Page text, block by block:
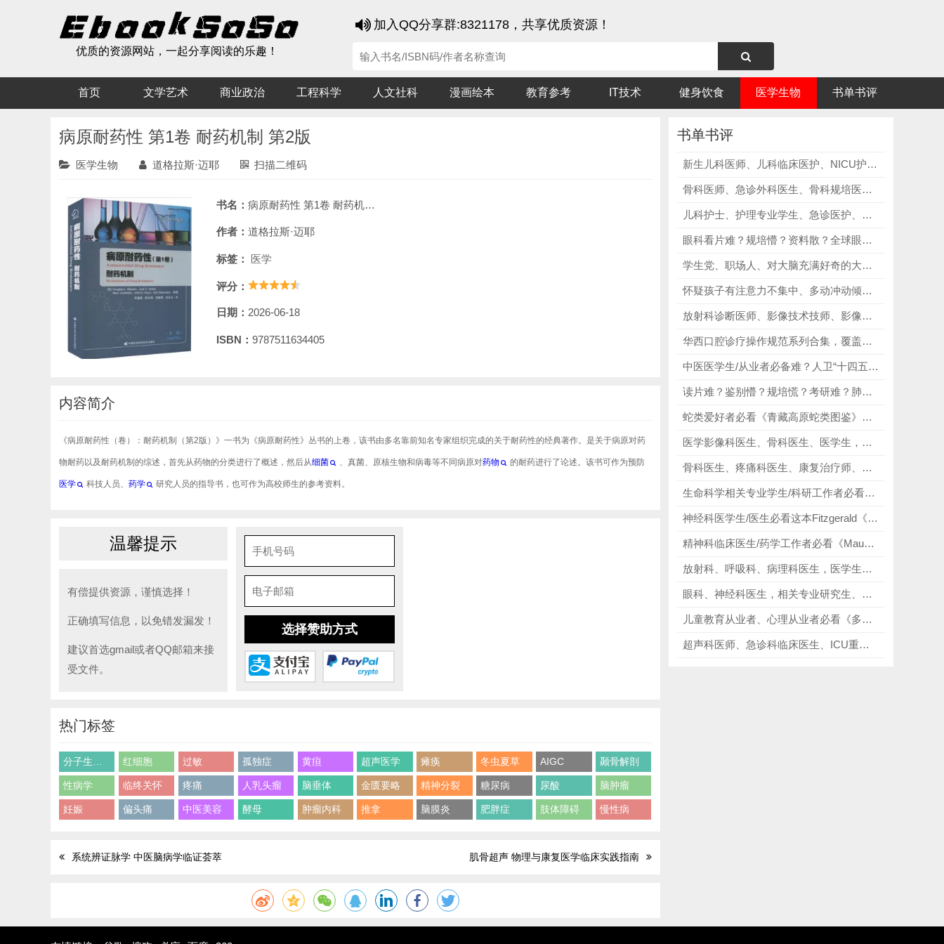
优质的资源网站，一起分享阅读的乐趣！
加入QQ分享群:8321178，共享优质资源！
首页 文学艺术 商业政治 工程科学 人文社科 漫画绘本 教育参考 IT技术 健身饮食 医学生物 书单书评
病原耐药性 第1卷 耐药机制 第2版
医学生物 道格拉斯·迈耶 扫描二维码
书名： 病原耐药性 第1卷 耐药机制 第2版
作者： 道格拉斯·迈耶
标签： 医学
评分：
日期： 2026-06-18
ISBN： 9787511634405
内容简介
《病原耐药性（卷）：耐药机制（第2版）》一书为《病原耐药性》丛书的上卷，该书由多名靠前知名专家组织完成的关于耐药性的经典著作。是关于病原对药
物耐药以及耐药机制的综述，首先从药物的分类进行了概述，然后从细菌 、真菌、原核生物和病毒等不同病原对药物 的耐药进行了论述。该书可作为预防
医学 科技人员、 药学 研究人员的指导书，也可作为高校师生的参考资料。
温馨提示
有偿提供资源，谨慎选择！
正确填写信息，以免错发漏发！
建议首选gmail或者QQ邮箱来接
受文件。
选择赞助方式
热门标签
红细胞 过敏 孤独症 黄疸 超声医学 瘫痪 冬虫夏草 AIGC 颞骨解剖
性病学 临终关怀 疼痛 人乳头瘤 脑垂体 金匮要略 精神分裂 糖尿病 尿酸 脑肿瘤
妊娠 偏头痛 中医美容 酵母 肿瘤内科 推拿 脑膜炎 肥胖症 肢体障碍 慢性病
系统辨证脉学 中医脑病学临证荟萃 肌骨超声 物理与康复医学临床实践指南
书单书评
新生儿科医师、儿科临床医护、NICU护理人员必看《新生儿学问题与争议》第二版，规范诊疗流程，把控新生儿用药！
骨科医师、急诊外科医生、骨科规培医师、外科医学生必看《McRae骨创伤和急诊骨折处理 第4版》，海量高清配图，影像直观！
儿科护士、护理专业学生、急诊医护、产科新生儿护理人员必看《儿科专科护理》，规范操作、提升抢救效率！
眼科看片难？规培懵？资料散？全球眼科“圣经”合集，精准破解眼科看片难、教材零散、规培备考无方向、技能实操无头绪痛点！
学生党、职场人、对大脑充满好奇的大众必看《大脑笔记》，将复杂的大脑解剖图转化为可填涂的画面，无需专业绘画基础，随便涂涂就能出效果！
怀疑孩子有注意力不集中、多动冲动倾向的家长必看《多动症儿童的科学教养》第2版，帮助家长用科学的方式理解、引导ADHD孩子！
放射科诊断医师、影像技术技师、影像在校学生必看《胸部影像问题解析》，筑牢影像基础，搭建胸部诊断体系！
华西口腔诊疗操作规范系列合集，覆盖口腔全科室，贴合学习、实操、考研、临床全需求，不管是日常学习、临床实操还是考研备考，都能精准匹配！
中医医学生/从业者必备难？人卫“十四五”权威教材25本，全国高等中医药教育标配，从基础到临床全覆盖，全场景适配！
读片难？鉴别懵？规培慌？考研难？肺部影像神书合集（5本）精准破解读片难、鉴别诊断易出错、复杂病例无思路、知识点零散核心痛点！
蛇类爱好者必看《青藏高原蛇类图鉴》，详细标注每种蛇类的栖息海拔与生存环境！
医学影像科医生、骨科医生、医学生，以及医学影像、骨科进修人员、相关从业者必看《骨与关节影像学 第8版》，提升骨关节影像读片精度！
骨科医生、疼痛科医生、康复治疗师、医学生必看疼痛的症状与体征图解（第4版），提升诊疗能力，守护患者健康！
生命科学相关专业学生/科研工作者必看表观遗传学（第二版），每一个知识点都能直接对接科研、论文撰写，真正实现“学完就能用”
神经科医学生/医生必看这本Fitzgerald《临床神经解剖学与神经科学》第8版 英文原版，全书搭配大量精美插图，将复杂的神经结构、传导通路画得直观清晰，搭配严谨流畅的论述逻辑，降低学习难度！
精神科临床医生/药学工作者必看《Maudsley精神科处方指南》第14版，详细对比药物药效学、疗效与安全性，拒绝经验主义，让用药更具科学性！
放射科、呼吸科、病理科医生，医学生，以及相关医护从业者、健康科普人员必看《肺结节与肿瘤的病理影像学》，海量高清图文，直观易懂！
眼科、神经科医生，相关专业研究生、临床研究员必看《眼动神经病学》第5版，从基础解剖到临床实战，全面解析眼动神经机制！
儿童教育从业者、心理从业者必看《多动症儿童养育六步法》，掌握科学的ADHD养育方法，改善孩子行为习惯!
超声科医师、急诊科临床医生、ICU重症从业者、麻醉医护、医学留学科研人群必看《Ma与Mateer急诊超声》第4版，丰富诊断经验、鉴别疑难急症影像！